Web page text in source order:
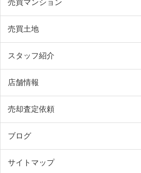
売買マンション
売買土地
スタッフ紹介
店舗情報
売却査定依頼
ブログ
サイトマップ